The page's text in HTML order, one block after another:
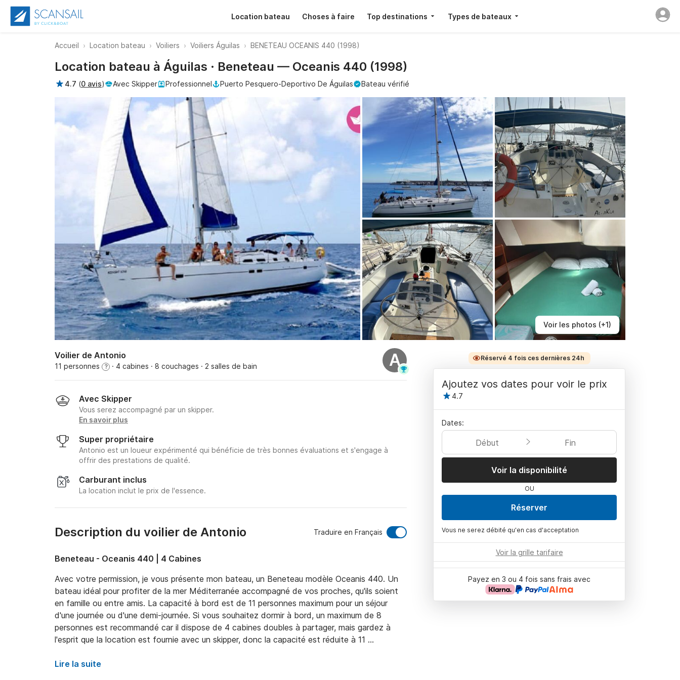
Location bateau Choses à faire Top destinations Types de bateaux
Accueil Location bateau Voiliers Voiliers Águilas BENETEAU OCEANIS 440 (1998)
Voir les photos (+1)
Location bateau à Águilas · Beneteau — Oceanis 440 (1998)
4.7 (0 avis) Avec Skipper Professionnel Puerto Pesquero-Deportivo De Águilas Bateau vérifié
Voilier de Antonio
11 personnes ? · 4 cabines · 8 couchages · 2 salles de bain A
Avec Skipper
Vous serez accompagné par un skipper.
En savoir plus
Super propriétaire
Antonio est un loueur expérimenté qui bénéficie de très bonnes évaluations et s'engage à
offrir des prestations de qualité.
Carburant inclus
La location inclut le prix de l'essence.
Description du voilier de Antonio Traduire en Français
Beneteau - Oceanis 440 | 4 Cabines
Avec votre permission, je vous présente mon bateau, un Beneteau modèle Oceanis 440. Un
bateau idéal pour profiter de la mer Méditerranée accompagné de vos proches, qu'ils soient
en famille ou entre amis. La capacité à bord est de 11 personnes maximum pour un séjour
d'une journée ou d'une demi-journée. Si vous souhaitez dormir à bord, un maximum de 8
personnes est recommandé car il dispose de 4 cabines doubles à partager, mais gardez à
l'esprit que la location est fournie avec un skipper, donc la capacité est réduite à 11
Lire la suite
Réservé 4 fois ces dernières 24h
Ajoutez vos dates pour voir le prix
4.7
Dates:
Début Fin
Voir la disponibilité
OU
Réserver
Vous ne serez débité qu'en cas d'acceptation
Voir la grille tarifaire
Payez en 3 ou 4 fois sans frais avec